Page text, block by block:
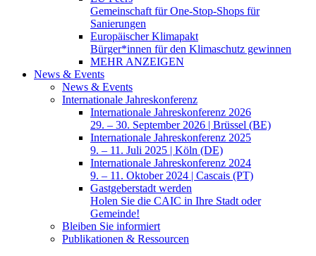
Gemeinschaft für One-Stop-Shops für
Sanierungen
Europäischer Klimapakt
Bürger*innen für den Klimaschutz gewinnen
MEHR ANZEIGEN
News & Events
News & Events
Internationale Jahreskonferenz
Internationale Jahreskonferenz 2026
29. – 30. September 2026 | Brüssel (BE)
Internationale Jahreskonferenz 2025
9. – 11. Juli 2025 | Köln (DE)
Internationale Jahreskonferenz 2024
9. – 11. Oktober 2024 | Cascais (PT)
Gastgeberstadt werden
Holen Sie die CAIC in Ihre Stadt oder
Gemeinde!
Bleiben Sie informiert
Publikationen & Ressourcen